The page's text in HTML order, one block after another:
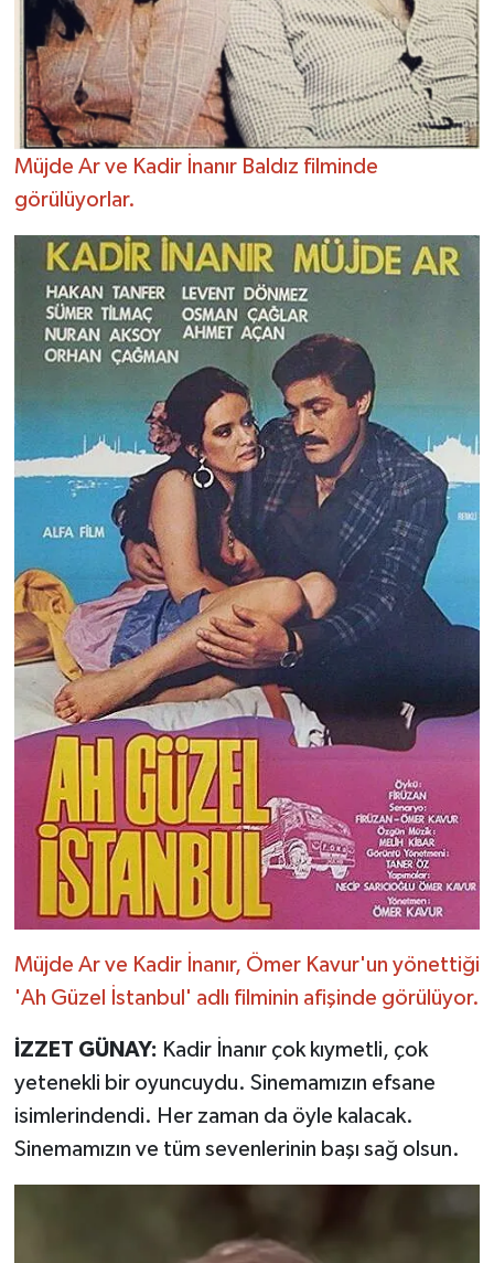
Müjde Ar ve Kadir İnanır Baldız filminde
görülüyorlar.
Müjde Ar ve Kadir İnanır, Ömer Kavur'un yönettiği
'Ah Güzel İstanbul' adlı filminin afişinde görülüyor.
İZZET GÜNAY: Kadir İnanır çok kıymetli, çok
yetenekli bir oyuncuydu. Sinemamızın efsane
isimlerindendi. Her zaman da öyle kalacak.
Sinemamızın ve tüm sevenlerinin başı sağ olsun.